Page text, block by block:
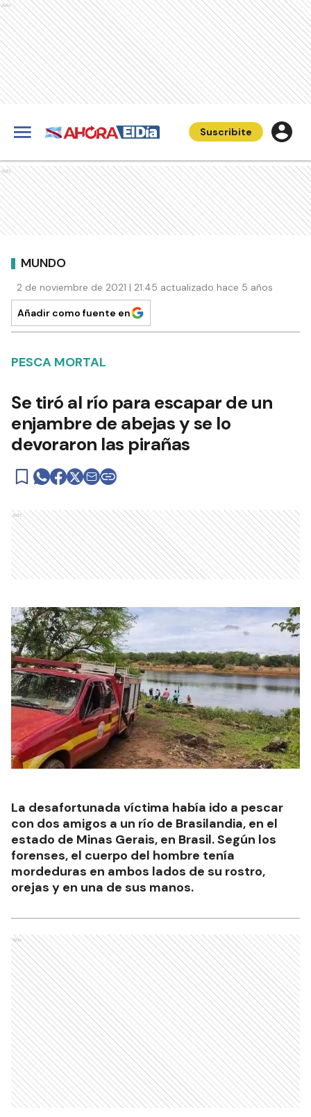
Ads
Suscribite
Ads
MUNDO
2 de noviembre de 2021 | 21:45 actualizado hace 5 años
Añadir como fuente en
PESCA MORTAL
Se tiró al río para escapar de un
enjambre de abejas y se lo
devoraron las pirañas
Ads
La desafortunada víctima había ido a pescar
con dos amigos a un río de Brasilandia, en el
estado de Minas Gerais, en Brasil. Según los
forenses, el cuerpo del hombre tenía
mordeduras en ambos lados de su rostro,
orejas y en una de sus manos.
Ads